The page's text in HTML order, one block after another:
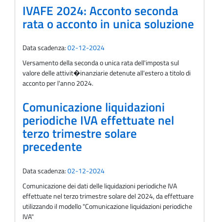
IVAFE 2024: Acconto seconda
rata o acconto in unica soluzione
Data scadenza:02-12-2024
Versamento della seconda o unica rata dell'imposta sul
valore delle attivit�inanziarie detenute all'estero a titolo di
acconto per l'anno 2024.
Comunicazione liquidazioni
periodiche IVA effettuate nel
terzo trimestre solare
precedente
Data scadenza:02-12-2024
Comunicazione dei dati delle liquidazioni periodiche IVA
effettuate nel terzo trimestre solare del 2024, da effettuare
utilizzando il modello "Comunicazione liquidazioni periodiche
IVA"